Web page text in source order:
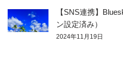
【SNS連携】
ン設定済み）
2024年11月19日